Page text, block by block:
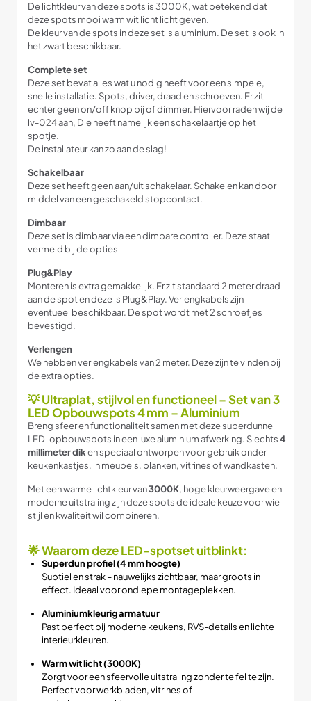
De lichtkleur van deze spots is 3000K, wat betekend dat
deze spots mooi warm wit licht licht geven.
De kleur van de spots in deze set is aluminium. De set is ook in
het zwart beschikbaar.
Complete set
Deze set bevat alles wat u nodig heeft voor een simpele,
snelle installatie. Spots, driver, draad en schroeven. Er zit
echter geen on/off knop bij of dimmer. Hiervoor raden wij de
lv-024 aan, Die heeft namelijk een schakelaartje op het
spotje.
De installateur kan zo aan de slag!
Schakelbaar
Deze set heeft geen aan/uit schakelaar. Schakelen kan door
middel van een geschakeld stopcontact.
Dimbaar
Deze set is dimbaar via een dimbare controller. Deze staat
vermeld bij de opties
Plug&Play
Monteren is extra gemakkelijk. Er zit standaard 2 meter draad
aan de spot en deze is Plug&Play. Verlengkabels zijn
eventueel beschikbaar. De spot wordt met 2 schroefjes
bevestigd.
Verlengen
We hebben verlengkabels van 2 meter. Deze zijn te vinden bij
de extra opties.
💡 Ultraplat, stijlvol en functioneel – Set van 3
LED Opbouwspots 4 mm – Aluminium
Breng sfeer en functionaliteit samen met deze superdunne
LED-opbouwspots in een luxe aluminium afwerking. Slechts4
millimeter diken speciaal ontworpen voor gebruik onder
keukenkastjes, in meubels, planken, vitrines of wandkasten.
Met een warme lichtkleur van3000K, hoge kleurweergave en
moderne uitstraling zijn deze spots de ideale keuze voor wie
stijl en kwaliteit wil combineren.
🌟 Waarom deze LED-spotset uitblinkt:
Superdun profiel (4 mm hoogte)
Subtiel en strak – nauwelijks zichtbaar, maar groots in
effect. Ideaal voor ondiepe montageplekken.
Aluminiumkleurig armatuur
Past perfect bij moderne keukens, RVS-details en lichte
interieurkleuren.
Warm wit licht (3000K)
Zorgt voor een sfeervolle uitstraling zonder te fel te zijn.
Perfect voor werkbladen, vitrines of